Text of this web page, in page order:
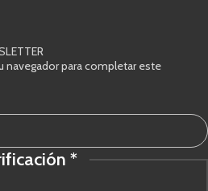
navegador para completar este
*